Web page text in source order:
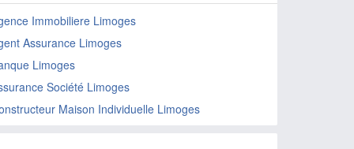
Immobiliere Limoges
Assurance Limoges
Limoges
Société Limoges
Maison Individuelle Limoges